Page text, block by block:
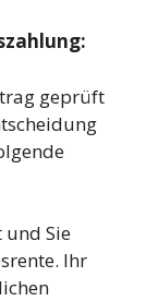
geprüft
Sie
Ihr